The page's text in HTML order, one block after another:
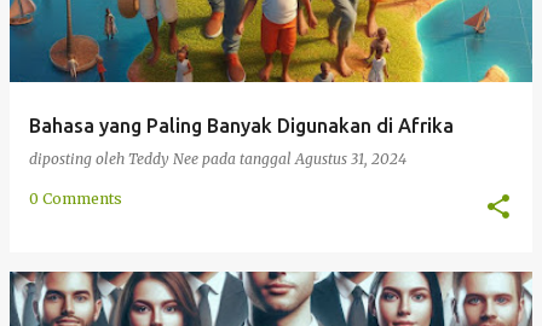
Bahasa yang Paling Banyak Digunakan di Afrika
diposting oleh Teddy Nee pada tanggalAgustus 31, 2024
0 Comments